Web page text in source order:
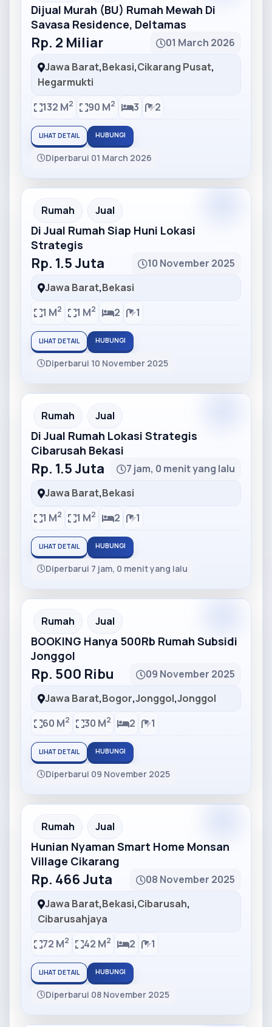
Dijual Murah (BU) Rumah Mewah Di
Savasa Residence, Deltamas
Rp. 2 Miliar
01 March 2026
Jawa Barat,Bekasi,Cikarang Pusat,
Hegarmukti
132 M2 90 M2 3 2
LIHAT DETAIL HUBUNGI
Diperbarui 01 March 2026
Partner Ad
Rumah Jual
Di Jual Rumah Siap Huni Lokasi
Strategis
Rp. 1.5 Juta
10 November 2025
Jawa Barat,Bekasi
1 M2 1 M2 2 1
LIHAT DETAIL HUBUNGI
Diperbarui 10 November 2025
Partner Ad
Rumah Jual
Di Jual Rumah Lokasi Strategis
Cibarusah Bekasi
Rp. 1.5 Juta
7 jam, 0 menit yang lalu
Jawa Barat,Bekasi
1 M2 1 M2 2 1
LIHAT DETAIL HUBUNGI
Diperbarui 7 jam, 0 menit yang lalu
Partner Ad
Rumah Jual
BOOKING Hanya 500Rb Rumah Subsidi
Jonggol
Rp. 500 Ribu
09 November 2025
Jawa Barat,Bogor,Jonggol,Jonggol
60 M2 30 M2 2 1
LIHAT DETAIL HUBUNGI
Diperbarui 09 November 2025
Partner Ad
Rumah Jual
Hunian Nyaman Smart Home Monsan
Village Cikarang
Rp. 466 Juta
08 November 2025
Jawa Barat,Bekasi,Cibarusah,
Cibarusahjaya
72 M2 42 M2 2 1
LIHAT DETAIL HUBUNGI
Diperbarui 08 November 2025